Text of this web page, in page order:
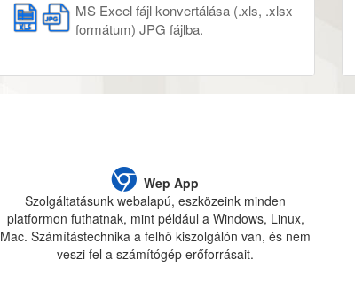
MS Excel fájl konvertálása (.xls, .xlsx
formátum) JPG fájlba.
Wep App
Szolgáltatásunk webalapú, eszközeink minden
platformon futhatnak, mint például a Windows, Linux,
Mac. Számítástechnika a felhő kiszolgálón van, és nem
veszi fel a számítógép erőforrásait.